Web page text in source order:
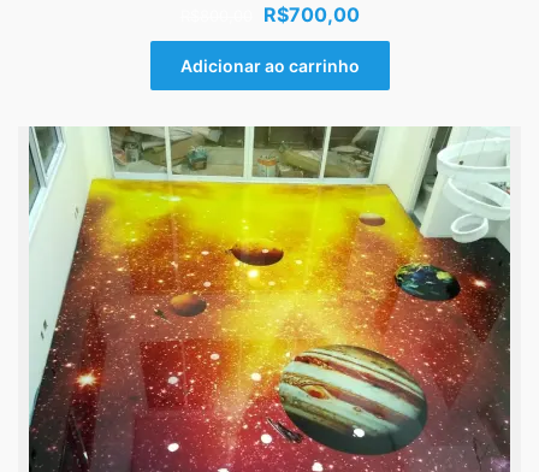
O
preço
original
era:
R$700,00O
preço
atual
é:
Adicionar ao carrinho